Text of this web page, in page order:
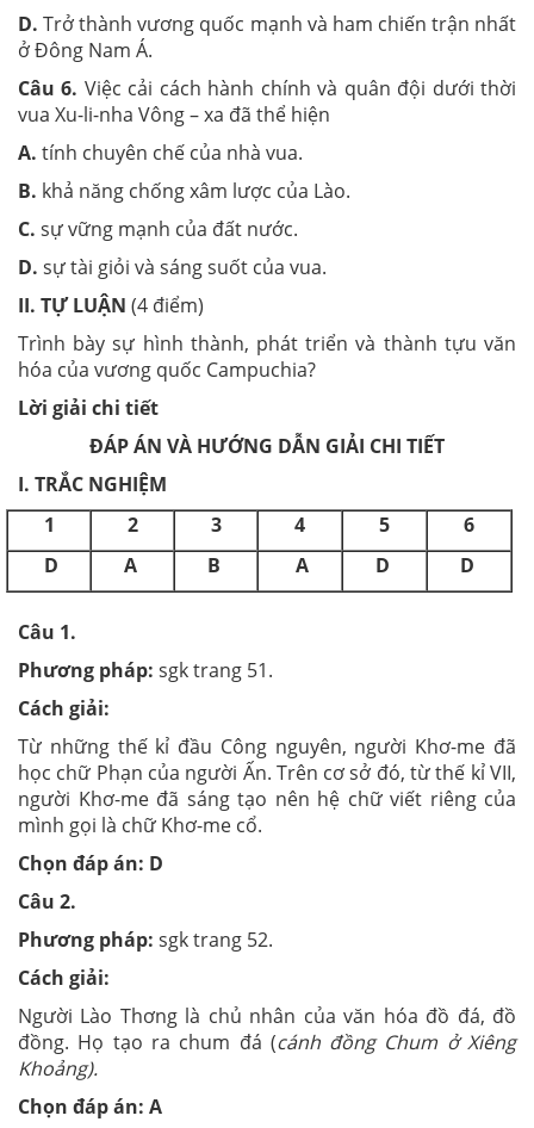
D.Trở thành vương quốc mạnh và ham chiến trận nhất
ở Đông Nam Á.
Câu 6. Việc cải cách hành chính và quân đội dưới thời
vua Xu-li-nha Vông – xa đã thể hiện
A. tính chuyên chế của nhà vua.
B. khả năng chống xâm lược của Lào.
C. sự vững mạnh của đất nước.
D. sự tài giỏi và sáng suốt của vua.
II. TỰ LUẬN (4 điểm)
Trình bày sự hình thành, phát triển và thành tựu văn
hóa của vương quốc Campuchia?
Lời giải chi tiết
ĐÁP ÁN VÀ HƯỚNG DẪN GIẢI CHI TIẾT
I. TRẮC NGHIỆM
1
2 3 4 5
6
D
A B A D D
Câu 1.
Phương pháp: sgk trang 51.
Cách giải:
Từ những thế kỉ đầu Công nguyên, người Khơ-me đã
học chữ Phạn của người Ấn. Trên cơ sở đó, từ thế kỉ VII,
người Khơ-me đã sáng tạo nên hệ chữ viết riêng của
mình gọi là chữ Khơ-me cổ.
Chọn đáp án: D
Câu 2.
Phương pháp: sgk trang 52.
Cách giải:
Người Lào Thơng là chủ nhân của văn hóa đồ đá, đồ
đồng. Họ tạo ra chum đá (cánh đồng Chum ở Xiêng
Khoảng).
Chọn đáp án: A